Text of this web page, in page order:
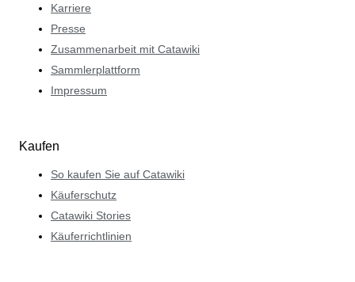
Karriere
Presse
Zusammenarbeit mit Catawiki
Sammlerplattform
Impressum
Kaufen
So kaufen Sie auf Catawiki
Käuferschutz
Catawiki Stories
Käuferrichtlinien